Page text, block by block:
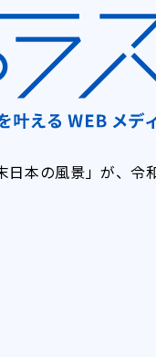
日本の風景」が、令